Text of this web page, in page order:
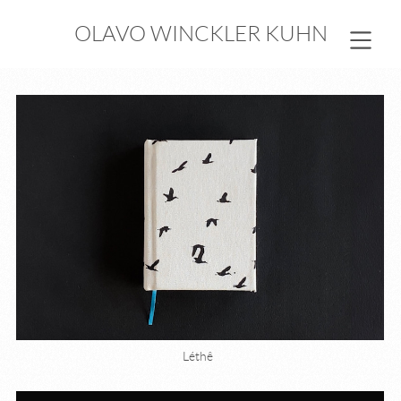
OLAVO WINCKLER KUHN
Léthê